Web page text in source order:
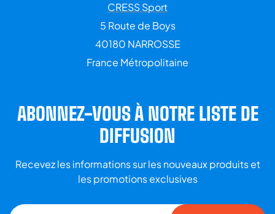
CRESS Sport
5 Route de Boys
40180 NARROSSE
France Métropolitaine
ABONNEZ-VOUS À NOTRE LISTE DE
DIFFUSION
Recevez les informations sur les nouveaux produits et
les promotions exclusives